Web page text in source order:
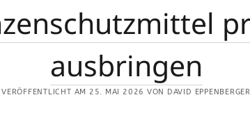
Mit dem Wohnmobil zu Gast auf dem
Bauernhof
Auberginen lieben die Hitze
Senkung des Treibhausgas-
Fussabdrucks in der Gemüsebranche
ausbringen
VERÖFFENTLICHT AM 25. MAI 2026 VON DAVID EPPENBERGER